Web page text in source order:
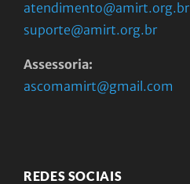
atendimento@amirt.org.br
suporte@amirt.org.br
Assessoria:
ascomamirt@gmail.com
REDES SOCIAIS